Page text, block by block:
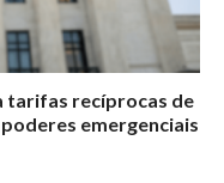
tarifas recíprocas de
emergenciais